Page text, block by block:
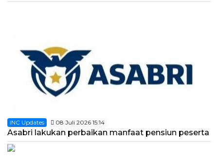
INC Updates 08 Juli 2026 15:14
Asabri lakukan perbaikan manfaat pensiun peserta